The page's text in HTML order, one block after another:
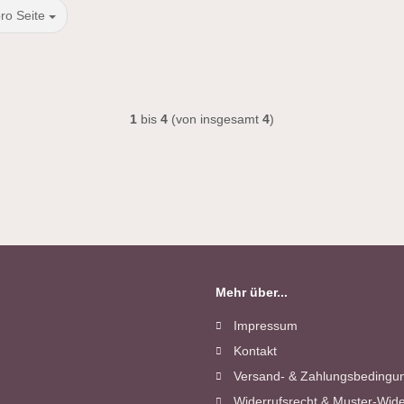
Seite
1 bis 4 (von insgesamt 4)
Mehr über...
Impressum
Kontakt
Versand- &